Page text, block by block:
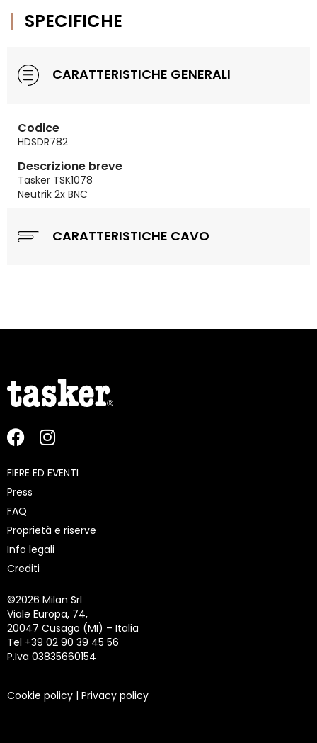
SPECIFICHE
CARATTERISTICHE GENERALI
Codice
HDSDR782
Descrizione breve
Tasker TSK1078
Neutrik 2x BNC
CARATTERISTICHE CAVO
FIERE ED EVENTI
Press
FAQ
Proprietà e riserve
Info legali
Crediti
©2026 Milan Srl
Viale Europa, 74,
20047 Cusago (MI) – Italia
Tel +39 02 90 39 45 56
P.Iva 03835660154
Cookie policy | Privacy policy